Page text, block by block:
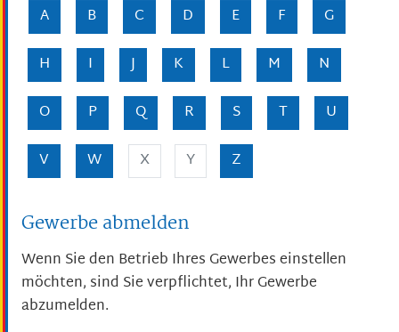
A B C D E F
G
H
I J K L M
N
O
P Q R S T
U
V
W X Y Z
Gewerbe abmelden
Wenn Sie den Betrieb Ihres Gewerbes einstellen
möchten, sind Sie verpflichtet, Ihr Gewerbe
abzumelden.